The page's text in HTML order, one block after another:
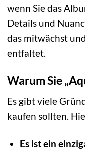
wenn Sie das
Details und
das mitwächst
entfaltet.
Warum Sie
Es gibt viele
kaufen sollten.
Es ist ein